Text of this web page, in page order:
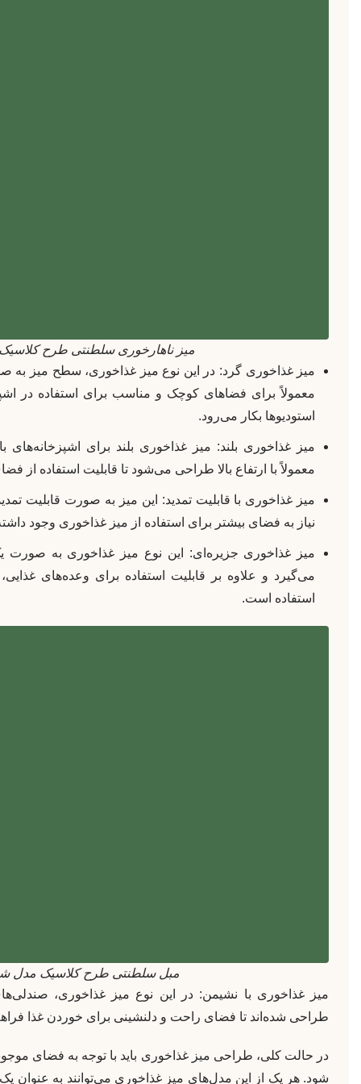
میز ناهارخوری سلطنتی طرح
میز غذاخوری گرد: در این نوع میز غذاخوری، سطح میز
معمولاً برای فضاهای کوچک و مناسب برای استفاده در
استودیوها بکار می‌رود.
میز غذاخوری بلند: میز غذاخوری بلند برای
معمولاً با ارتفاع بالا طراحی می‌شود تا قابلیت استفاده از
میز غذاخوری با قابلیت تمدید: این میز به صورت قابلیت
نیاز به فضای بیشتر برای استفاده از میز غذاخوری وجود داشته
میز غذاخوری جزیره‌ای: این نوع میز غذاخوری به صورت
می‌گیرد و علاوه بر قابلیت استفاده برای وعده‌های
استفاده است.
مبل سلطنتی طرح کلاسیک مدل
میز غذاخوری با نشیمن: در این نوع میز غذاخوری،
طراحی شده‌اند تا فضای راحت و دلنشینی برای خوردن غذا
در حالت کلی، طراحی میز غذاخوری باید با توجه به فضای
شود. هر یک از این مدل‌های میز غذاخوری می‌توانند به عنوان